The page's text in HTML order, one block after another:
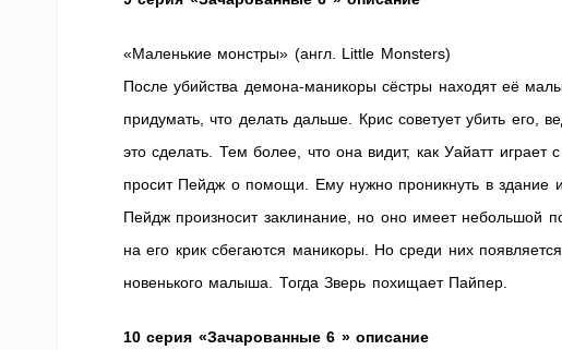
«Маленькие монстры» (англ. Little Monsters)
После убийства демона-маникоры сёстры находят её
придумать, что делать дальше. Крис советует убить
это сделать. Тем более, что она видит, как Уайатт
просит Пейдж о помощи. Ему нужно проникнуть в здание
Пейдж произносит заклинание, но оно имеет небольшой
на его крик сбегаются маникоры. Но среди них
новенького малыша. Тогда Зверь похищает Пайпер.
10 серия «Зачарованные 6 » описание